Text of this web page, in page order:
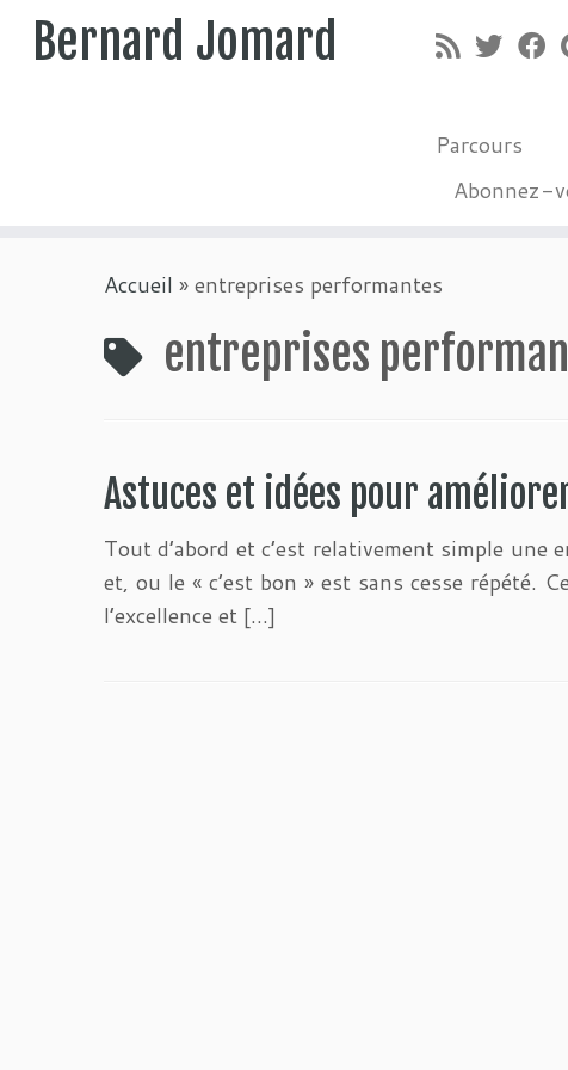
Bernard Jomard
Parcours
Abonnez-
Accueil »entreprises performantes
entreprises
Astuces et idées pour
Tout d’abord et c’est relativement simple
et, ou le « c’est bon » est sans cesse répété.
l’excellence et […]